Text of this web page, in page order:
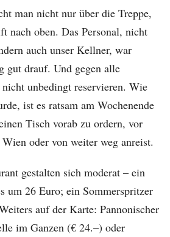
man nicht nur über die Treppe,
nach oben. Das Personal, nicht
auch unser Kellner, war
gut drauf. Und gegen alle
unbedingt reservieren. Wie
ist es ratsam am Wochenende
Tisch vorab zu ordern, vor
oder von weiter weg anreist.
gestalten sich moderat – ein
um 26 Euro; ein Sommerspritzer
auf der Karte: Pannonischer
im Ganzen (€ 24.–) oder